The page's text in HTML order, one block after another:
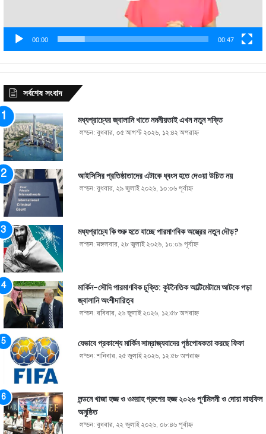
00:00 00:47
সর্বশেষ সংবাদ
মধ্যপ্রাচ্যের জ্বালানি খাতে নমনীয়তাই এখন নতুন শক্তি
লন্ডন: বুধবার, ০৫ আগস্ট ২০২৬, ১২:৪২ অপরাহ্ণ
আইসিসির প্রতিষ্ঠাতাদের এটাকে ধ্বংস হতে দেওয়া উচিত নয়
লন্ডন: বুধবার, ২৯ জুলাই ২০২৬, ১০:০৬ পূর্বাহ্ণ
মধ্যপ্রাচ্যে কি শুরু হতে যাচ্ছে পারমাণবিক অস্ত্রের নতুন দৌড়?
লন্ডন: মঙ্গলবার, ২৮ জুলাই ২০২৬, ১০:০৯ পূর্বাহ্ণ
মার্কিন-সৌদি পারমাণবিক চুক্তি: কূটনৈতিক আল্টিমেটামে আটকে পড়া
জ্বালানি অংশীদারিত্ব
লন্ডন: রবিবার, ২৬ জুলাই ২০২৬, ১২:৫৮ অপরাহ্ণ
যেভাবে প্রকাশ্যে মার্কিন সাম্রাজ্যবাদের পৃষ্ঠপোষকতা করছে ফিফা
লন্ডন: শনিবার, ২৫ জুলাই ২০২৬, ১২:৫৮ অপরাহ্ণ
লন্ডনে খাজা হজ্জ ও ওমরাহ গ্রুপের হজ্জ ২০২৬ পূর্ণমিলনী ও দোয়া মাহফিল
অনুষ্ঠিত
লন্ডন: বুধবার, ২২ জুলাই ২০২৬, ০৮:৪৬ পূর্বাহ্ণ